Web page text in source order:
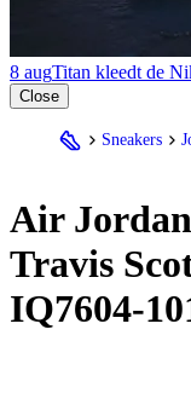
8 augTitan kleedt de
Close
Sneakers
Air Jordan
Travis
IQ7604-